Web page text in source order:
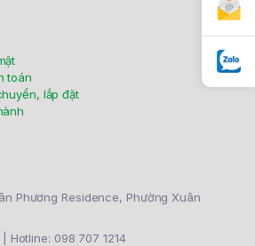
toán
lắp đặt
Phương Residence, Phường Xuân
Hotline: 098 707 1214